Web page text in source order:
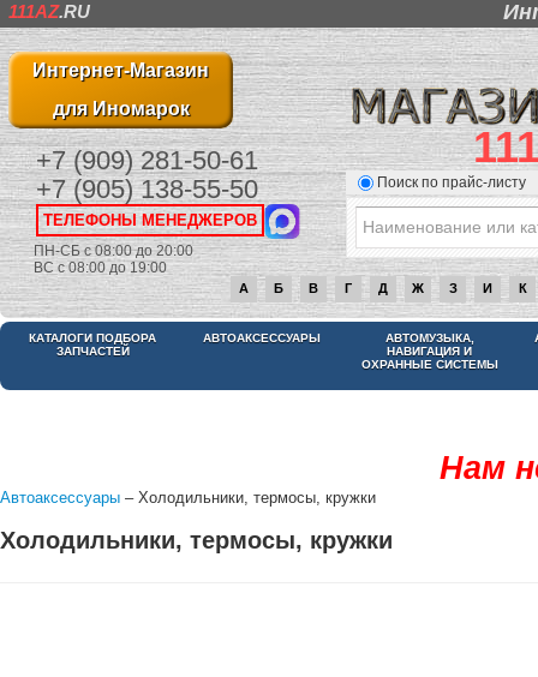
111AZ.RU
Интернет-Магазин
для Иномарок
+7 (909) 281-50-61
+7 (905) 138-55-50
ТЕЛЕФОНЫ МЕНЕДЖЕРОВ
ПН-СБ с 08:00 до 20:00
ВС с 08:00 до 19:00
Поиск по прайс-листу
А Б В Г Д Ж З И К
КАТАЛОГИ ПОДБОРА
ЗАПЧАСТЕЙ
АВТОАКСЕССУАРЫ
АВТОМУЗЫКА,
НАВИГАЦИЯ И
ОХРАННЫЕ СИСТЕМЫ
Нам
Автоаксессуары – Холодильники, термосы, кружки
Холодильники, термосы, кружки